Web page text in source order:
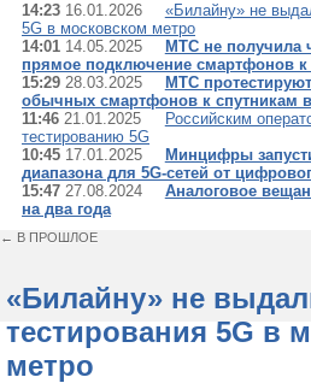
14:23 16.01.2026
«Билайну» не
5G в московском метро
14:01 14.05.2025
МТС не получила
прямое подключение смартфонов к
15:29 28.03.2025
МТС
обычных смартфонов к спутникам
11:46 21.01.2025
Российским
тестированию 5G
10:45 17.01.2025
Минцифры
диапазона для 5G-сетей от
15:47 27.08.2024
Аналоговое
на два года
← В ПРОШЛОЕ
«Билайну» не
тестирования 5G в
метро